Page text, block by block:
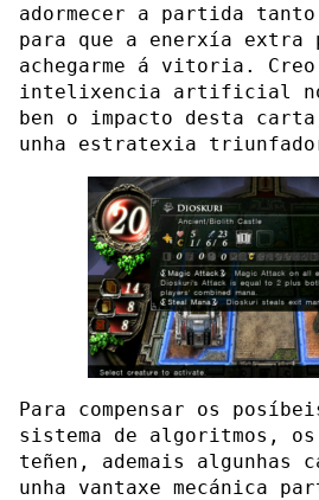
adormecer a partida tanto
para que a enerxía extra
achegarme á vitoria.
intelixencia artificial
ben o impacto desta
unha estratexia
Para compensar os
sistema de algoritmos,
teñen, ademais algunhas
unha vantaxe mecánica